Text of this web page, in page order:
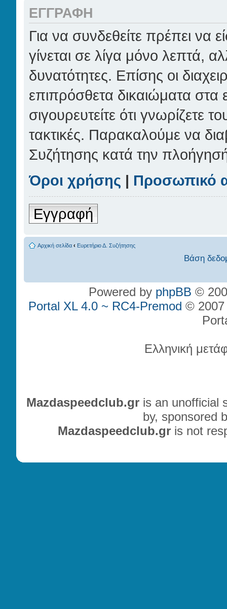
ΕΓΓΡΑΦΉ
Για να συνδεθείτε πρέπει να
γίνεται σε λίγα μόνο λεπτά,
δυνατότητες. Επίσης οι
επιπρόσθετα δικαιώματα στα
σιγουρευτείτε ότι γνωρίζετε
τακτικές. Παρακαλούμε να
Συζήτησης κατά την
Όροι χρήσης | Προσωπικό
Εγγραφή
Αρχική σελίδα ‹ Ευρετήριο Δ. Συζήτησης
Βάση
Powered by phpBB ©
Portal XL 4.0 ~ RC4-Premod © 2007
Ελληνική
Mazdaspeedclub.gris an unofficial
by, sponsored
Mazdaspeedclub.gris not